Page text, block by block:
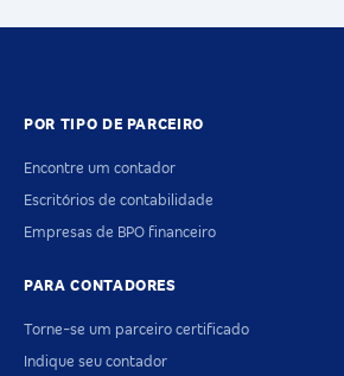
POR TIPO DE PARCEIRO
Encontre um contador
Escritórios de contabilidade
Empresas de BPO financeiro
PARA CONTADORES
Torne-se um parceiro certificado
Indique seu contador